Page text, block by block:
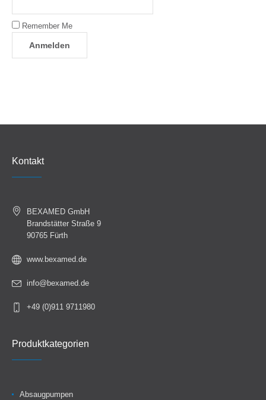
Remember Me
Kontakt
BEXAMED GmbH
Brandstätter Straße 9
90765 Fürth
www.bexamed.de
info@bexamed.de
+49 (0)911 9711980
Produktkategorien
Absaugpumpen